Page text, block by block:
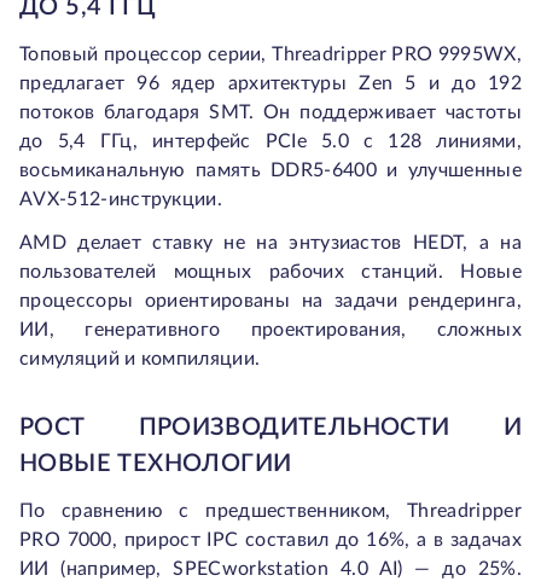
ДО 5,4 ГГЦ
Топовый процессор серии, Threadripper PRO 9995WX,
предлагает 96 ядер архитектуры Zen 5 и до 192
потоков благодаря SMT. Он поддерживает частоты
до 5,4 ГГц, интерфейс PCIe 5.0 с 128 линиями,
восьмиканальную память DDR5-6400 и улучшенные
AVX-512-инструкции.
AMD делает ставку не на энтузиастов HEDT, а на
пользователей мощных рабочих станций. Новые
процессоры ориентированы на задачи рендеринга,
ИИ, генеративного проектирования, сложных
симуляций и компиляции.
РОСТ ПРОИЗВОДИТЕЛЬНОСТИ И
НОВЫЕ ТЕХНОЛОГИИ
По сравнению с предшественником, Threadripper
PRO 7000, прирост IPC составил до 16%, а в задачах
ИИ (например, SPECworkstation 4.0 AI) — до 25%.